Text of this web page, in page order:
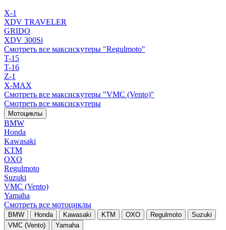
X-1
XDV TRAVELER
GRIDO
XDV 300Si
Смотреть все максискутеры "Regulmoto"
T-15
T-16
Z-1
X-MAX
Смотреть все максискутеры "VMC (Vento)"
Смотреть все максискутеры
Мотоциклы
BMW
Honda
Kawasaki
KTM
OXO
Regulmoto
Suzuki
VMC (Vento)
Yamaha
Смотреть все мотоциклы
BMW Honda Kawasaki KTM OXO Regulmoto
Suzuki
VMC (Vento)
Yamaha